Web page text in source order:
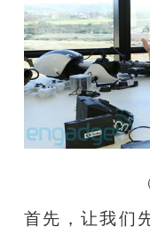
首先，让我们